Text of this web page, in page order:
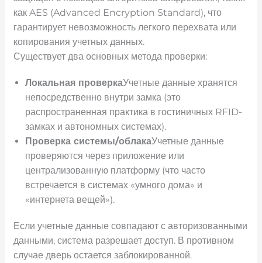
как AES (Advanced Encryption Standard), что
гарантирует невозможность легкого перехвата или
копирования учетных данных.
Существует два основных метода проверки:
Локальная проверкаУчетные данные хранятся
непосредственно внутри замка (это
распространенная практика в гостиничных RFID-
замках и автономных системах).
Проверка системы/облакаУчетные данные
проверяются через приложение или
централизованную платформу (что часто
встречается в системах «умного дома» и
«интернета вещей»).
Если учетные данные совпадают с авторизованными
данными, система разрешает доступ. В противном
случае дверь остается заблокированной.